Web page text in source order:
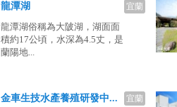
宜蘭
龍潭湖
龍潭湖俗稱為大陂湖，湖面面
積約17公頃，水深為4.5丈，是
蘭陽地...
宜蘭
金車生技水產養殖研發中...